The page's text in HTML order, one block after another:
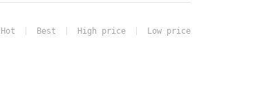
Hot Best High price Low price